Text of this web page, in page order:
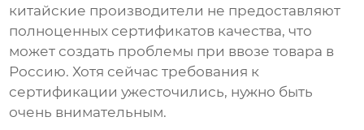
китайские производители не предоставляют
полноценных сертификатов качества, что
может создать проблемы при ввозе товара в
Россию. Хотя сейчас требования к
сертификации ужесточились, нужно быть
очень внимательным.